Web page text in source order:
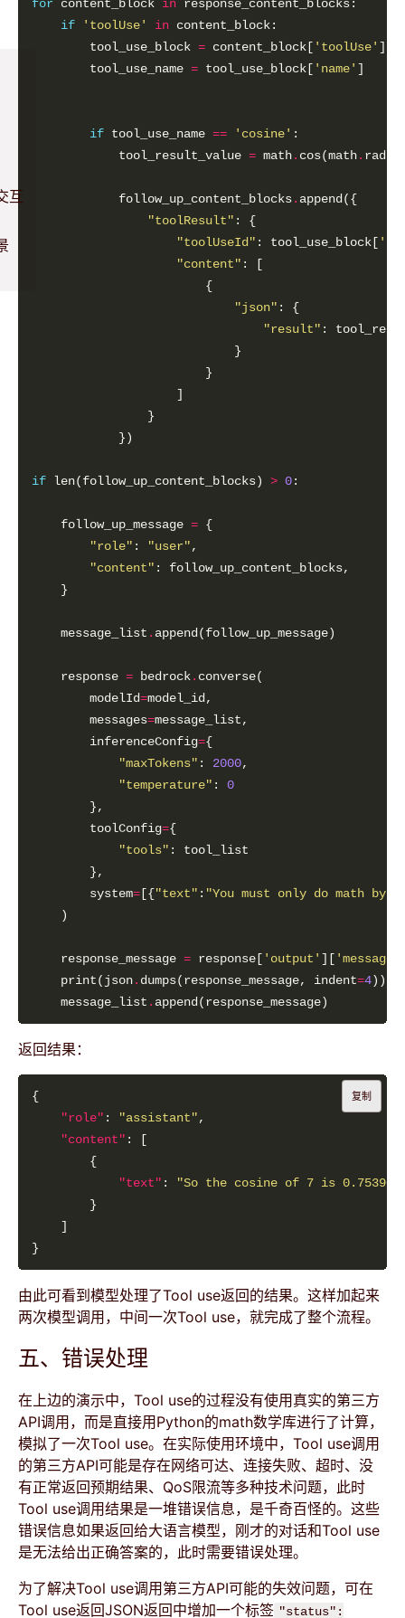
互
for content_block in
if
'toolUse' in
        tool_use_block
= content_block[ 'toolUse'
        tool_use_name
= tool_use_block[ 'name'
if tool_use_name == 'cosine'
            tool_result_value
= math. cos(math.
            follow_up_content_blocks
.
"toolResult"
"toolUseId" : tool_use_block[
"content"
"json"
"result"
if len(follow_up_content_blocks) > 0
    follow_up_message
=
"role" : "user"
"content"
    message_list
.
    response
= bedrock.
        modelId
=
        messages
=
        inferenceConfig
=
"maxTokens" : 2000
"temperature" : 0
        toolConfig
=
"tools"
        system
= [{"text" : "You must only do math by
    response_message
= response[ 'output' ][ 'message'
    print(json
. dumps(response_message, indent=4
    message_list
.
返回结果：
"role" : "assistant"
"content"
"text" :
"So the cosine of 7 is
复制
由此可看到模型处理了Tool use返回的结果。这样加起来
两次模型调用，中间一次Tool use，就完成了整个流程。
五、错误处理
在上边的演示中，Tool use的过程没有使用真实的第三方
API调用，而是直接用Python的math数学库进行了计算，
模拟了一次Tool use。在实际使用环境中，Tool use调用
的第三方API可能是存在网络可达、连接失败、超时、没
有正常返回预期结果、QoS限流等多种技术问题，此时
Tool use调用结果是一堆错误信息，是千奇百怪的。这些
错误信息如果返回给大语言模型，刚才的对话和Tool use
是无法给出正确答案的，此时需要错误处理。
为了解决Tool use调用第三方API可能的失效问题，可在
Tool use返回JSON返回中增加一个标签 "status":